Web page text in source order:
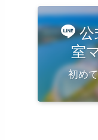
公
室
初め